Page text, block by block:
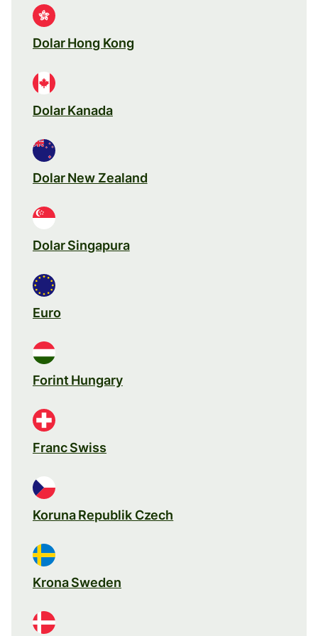
Dolar Hong Kong
Dolar Kanada
Dolar New Zealand
Dolar Singapura
Euro
Forint Hungary
Franc Swiss
Koruna Republik Czech
Krona Sweden